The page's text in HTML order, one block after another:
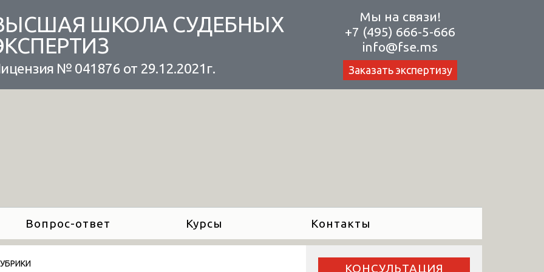
ШКОЛА СУДЕБНЫХ
№ 041876 от 29.12.2021г.
Мы на связи!
+7 (495) 666-5-666
info@fse.ms
Заказать экспертизу
Вопрос-ответ Курсы Контакты
КОНСУЛЬТАЦИЯ